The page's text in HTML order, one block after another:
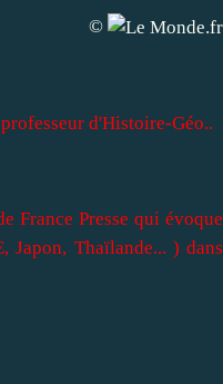
©
d'Histoire-Géo..
France Presse qui évoque
Japon, Thaïlande... ) dans